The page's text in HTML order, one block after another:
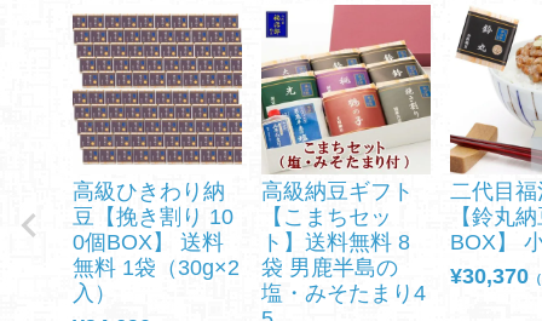
高級ひきわり納
豆【挽き割り 10
0個BOX】 送料
無料 1袋（30g×2
入）
高級納豆ギフト
【こまちセッ
ト】送料無料 8
袋 男鹿半島の
塩・みそたまり4
二代目福
【鈴丸
BOX】
¥30,370